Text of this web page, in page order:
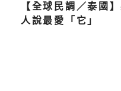
【全球民調／泰國
人說最愛「它」